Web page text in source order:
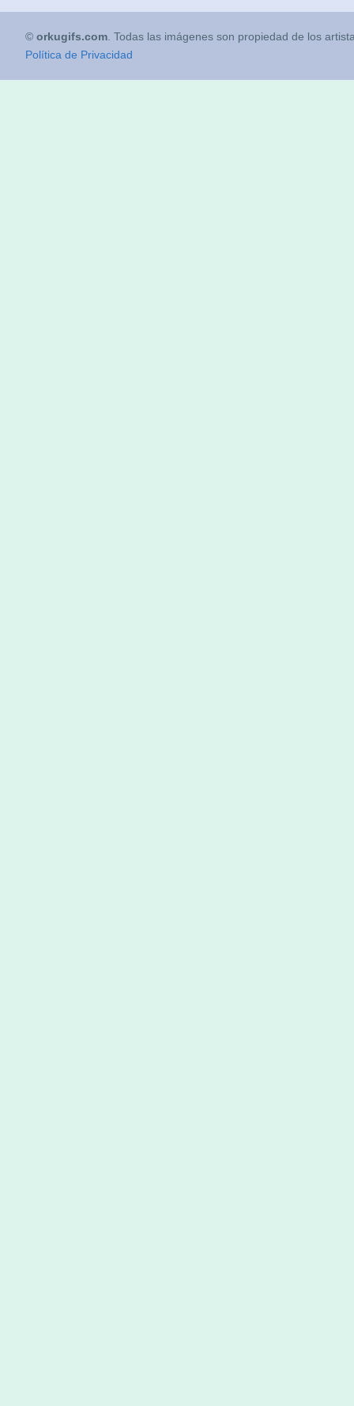
© orkugifs.com . Todas las imágenes son propiedad de los
Política de Privacidad